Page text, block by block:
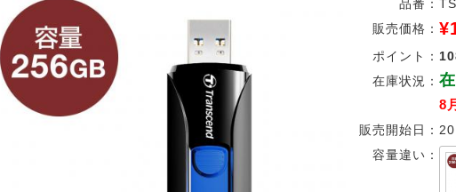
品番：
販売価格：
ポイント：
在庫状況：
8
販売開始日：
容量違い：